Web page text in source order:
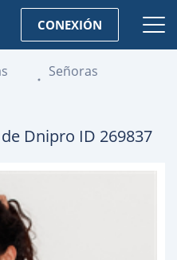
CONEXIÓN
Señoras
Dnipro ID 269837